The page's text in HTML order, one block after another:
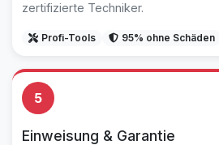
zertifizierte Techniker.
Profi-Tools 95% ohne Schäden
5
Einweisung & Garantie